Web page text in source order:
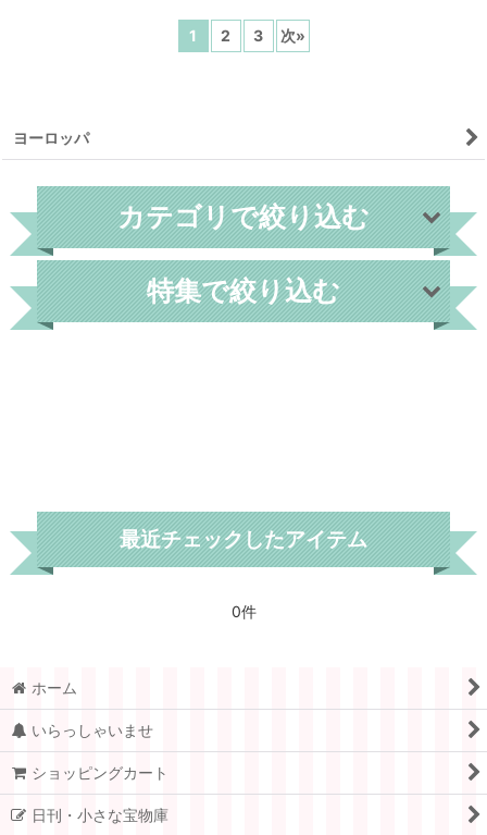
特集で絞り込む
フィンランド
フランス
スイス
アメリカ
イギリス
ポーランド
最近チェックしたアイテム
0件
ホーム
いらっしゃいませ
ショッピングカート
日刊・小さな宝物庫